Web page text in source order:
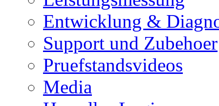
Entwicklung &
Support und Zubehoer
Pruefstandsvideos
Media